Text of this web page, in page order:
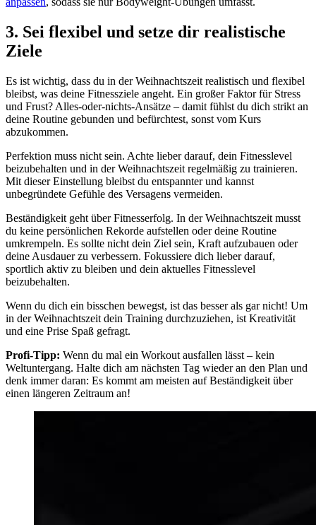
3. Sei flexibel und setze dir realistische
Ziele
Es ist wichtig, dass du in der Weihnachtszeit realistisch und flexibel
bleibst, was deine Fitnessziele angeht. Ein großer Faktor für Stress
und Frust? Alles-oder-nichts-Ansätze – damit fühlst du dich strikt an
deine Routine gebunden und befürchtest, sonst vom Kurs
abzukommen.
Perfektion muss nicht sein. Achte lieber darauf, dein Fitnesslevel
beizubehalten und in der Weihnachtszeit regelmäßig zu trainieren.
Mit dieser Einstellung bleibst du entspannter und kannst
unbegründete Gefühle des Versagens vermeiden.
Beständigkeit geht über Fitnesserfolg. In der Weihnachtszeit musst
du keine persönlichen Rekorde aufstellen oder deine Routine
umkrempeln. Es sollte nicht dein Ziel sein, Kraft aufzubauen oder
deine Ausdauer zu verbessern. Fokussiere dich lieber darauf,
sportlich aktiv zu bleiben und dein aktuelles Fitnesslevel
beizubehalten.
Wenn du dich ein bisschen bewegst, ist das besser als gar nicht! Um
in der Weihnachtszeit dein Training durchzuziehen, ist Kreativität
und eine Prise Spaß gefragt.
Profi-Tipp: Wenn du mal ein Workout ausfallen lässt – kein
Weltuntergang. Halte dich am nächsten Tag wieder an den Plan und
denk immer daran: Es kommt am meisten auf Beständigkeit über
einen längeren Zeitraum an!